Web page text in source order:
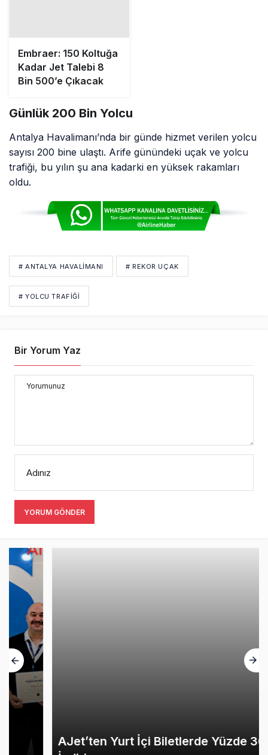
trafiği, bu yılın şu ana kadarki en yüksek rakamları
oldu.
# YOLCU TRAFIĞI
Bir Yorum Yaz
Yorumunuz
Adınız
YORUM GÖNDER
AJet’ten Yurt İçi Biletlerde Yüzde 30
İndirim